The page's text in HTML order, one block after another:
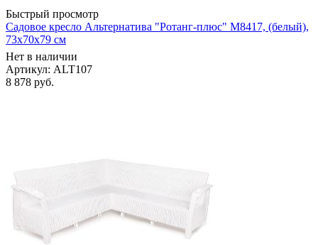
Быстрый просмотр
Садовое кресло Альтернатива "Ротанг-плюс" М8417, (белый),
73х70х79 см
Нет в наличии
Артикул: ALT107
8 878 руб.